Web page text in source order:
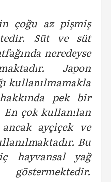
çoğu az pişmiş
Süt ve süt
neredeyse
Japon
kullanılmamakla
pek bir
çok kullanılan
ayçiçek ve
Bu
hayvansal yağ